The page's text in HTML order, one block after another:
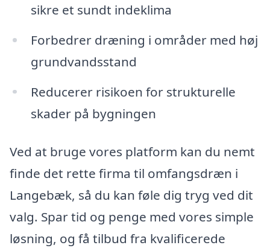
sikre et sundt indeklima
Forbedrer dræning i områder med høj
grundvandsstand
Reducerer risikoen for strukturelle
skader på bygningen
Ved at bruge vores platform kan du nemt
finde det rette firma til omfangsdræn i
Langebæk, så du kan føle dig tryg ved dit
valg. Spar tid og penge med vores simple
løsning, og få tilbud fra kvalificerede